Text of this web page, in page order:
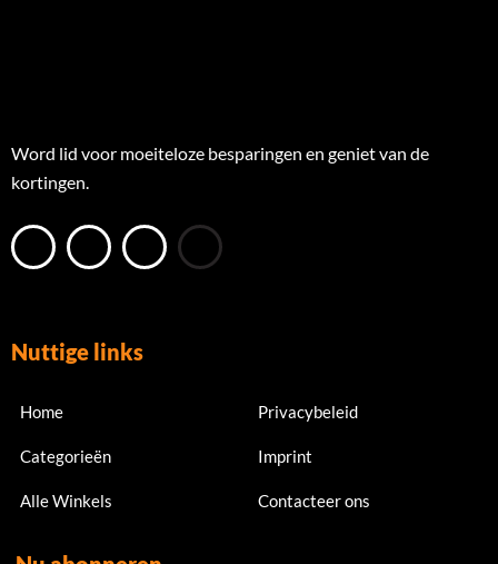
Word lid voor moeiteloze besparingen en geniet van de
kortingen.
Nuttige links
Home
Categorieën
Alle Winkels
Privacybeleid
Imprint
Contacteer ons